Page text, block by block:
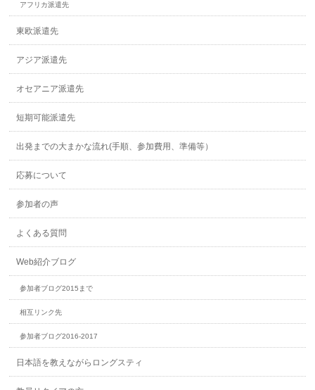
アフリカ派遣先
東欧派遣先
アジア派遣先
オセアニア派遣先
短期可能派遣先
出発までの大まかな流れ(手順、参加費用、準備等）
応募について
参加者の声
よくある質問
Web紹介ブログ
参加者ブログ2015まで
相互リンク先
参加者ブログ2016-2017
日本語を教えながらロングスティ